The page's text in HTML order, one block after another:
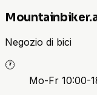
Negozio di bici
🕐
Mo-Fr 10:00-